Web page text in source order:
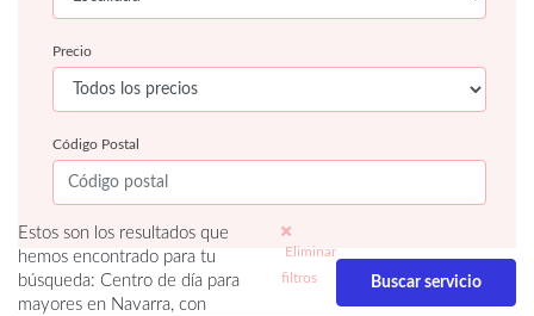
Precio
Código Postal
Estos son los resultados que
hemos encontrado para tu
búsqueda: Centro de día para
mayores en Navarra, con
Eliminar
filtros